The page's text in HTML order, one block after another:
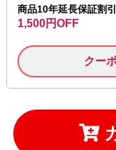
商品10年延長保証割
1,500円OFF
クー